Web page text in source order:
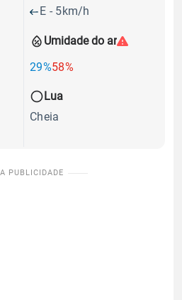
Umidade do ar
29%58%
E - 5km/h
Lua
Cheia